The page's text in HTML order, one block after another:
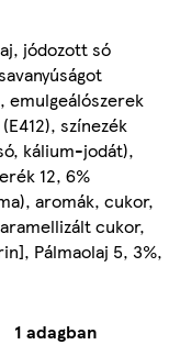
jódozott só
emulgeálószerek
színezék
kálium-jodát),
12, 6%
aromák, cukor,
cukor,
Pálmaolaj 5, 3%,
1 adagban